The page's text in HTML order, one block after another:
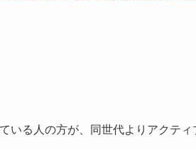
いる人の方が、同世代よりアクテ